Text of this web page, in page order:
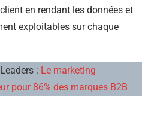
en rendant les données et
exploitables sur chaque
: Le marketing
pour 86% des marques B2B